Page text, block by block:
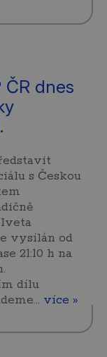
ČR dnes
s Českou
vysílán od
21:10 h na
dílu
více »